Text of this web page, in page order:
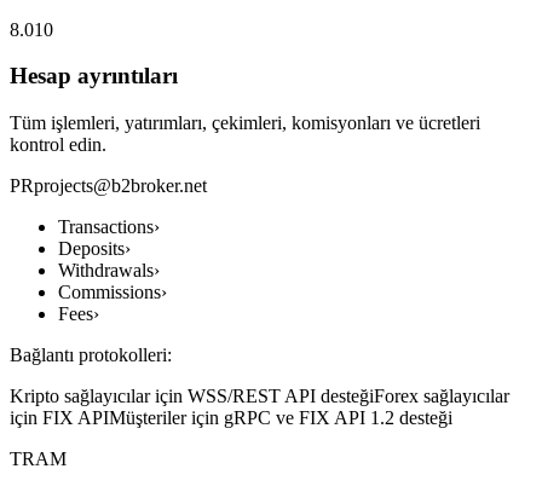
8.010
Hesap ayrıntıları
Tüm işlemleri, yatırımları, çekimleri, komisyonları ve ücretleri
kontrol edin.
PRprojects@b2broker.net
Transactions›
Deposits›
Withdrawals›
Commissions›
Fees›
Bağlantı protokolleri:
Kripto sağlayıcılar için WSS/REST API desteğiForex sağlayıcılar
için FIX APIMüşteriler için gRPC ve FIX API 1.2 desteği
TRAM